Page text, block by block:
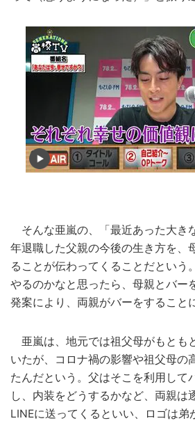
そんな亜嵐の、「最近あった大き
年退職した父親の今後の生き方を、
ることが伝わってくることだという
やるのかなと思ったら、母親とバー
発案により、両親がバーをすること
亜嵐は、地元では祖父母がもとも
いたが、コロナ禍の影響や祖父母の
たんだという。父はそこを利用して
し、内装をどうするかなど、両親は
LINEに送ってくるといい、ロゴは弟